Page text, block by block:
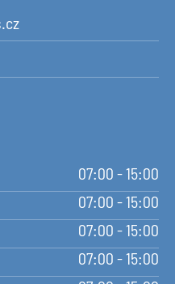
07:00 - 15:00
07:00 - 15:00
07:00 - 15:00
07:00 - 15:00